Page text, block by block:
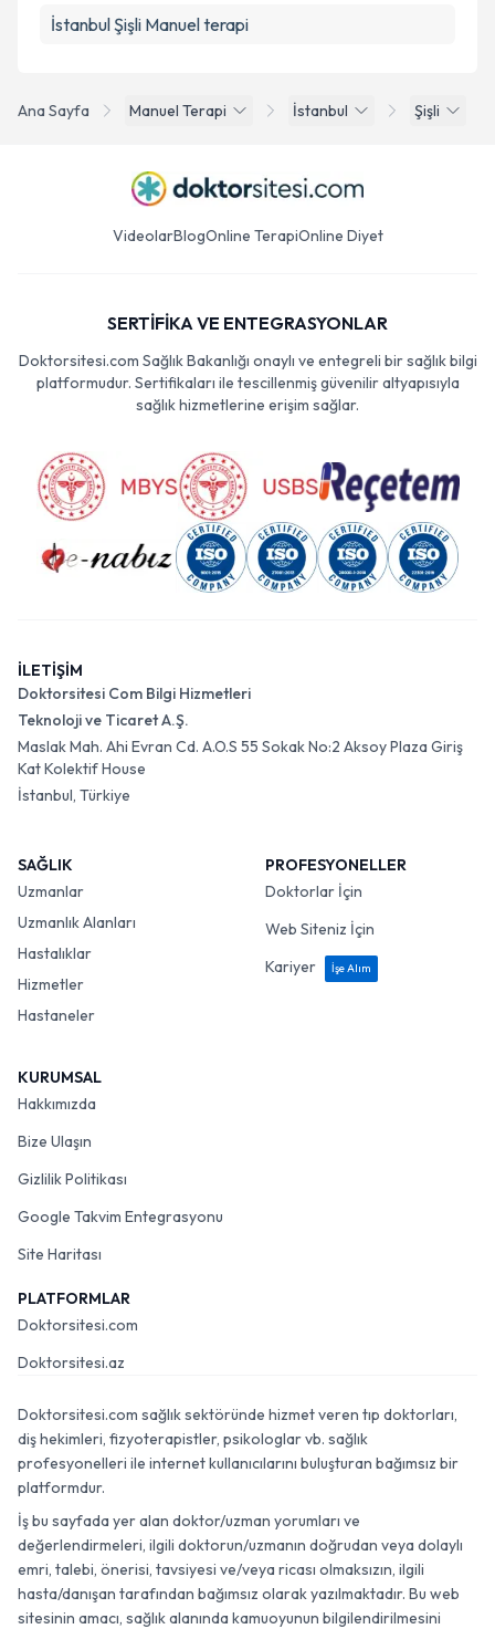
Ana Sayfa Manuel Terapi İstanbul Şişli
İstanbul Şişli Manuel terapi
VideolarBlogOnline TerapiOnline Diyet
SERTİFİKA VE ENTEGRASYONLAR
Doktorsitesi.com Sağlık Bakanlığı onaylı ve entegreli bir sağlık bilgi
platformudur. Sertifikaları ile tescillenmiş güvenilir altyapısıyla
sağlık hizmetlerine erişim sağlar.
İLETİŞİM
Doktorsitesi Com Bilgi Hizmetleri
Teknoloji ve Ticaret A.Ş.
Maslak Mah. Ahi Evran Cd. A.O.S 55 Sokak No:2 Aksoy Plaza Giriş
Kat Kolektif House
İstanbul, Türkiye
SAĞLIK
Uzmanlar
Uzmanlık Alanları
Hastalıklar
Hizmetler
Hastaneler
PROFESYONELLER
Doktorlar İçin
Web Siteniz İçin
Kariyer
İşe Alım
KURUMSAL
Hakkımızda
Bize Ulaşın
Gizlilik Politikası
Google Takvim Entegrasyonu
Site Haritası
PLATFORMLAR
Doktorsitesi.com
Doktorsitesi.az
Doktorsitesi.com sağlık sektöründe hizmet veren tıp doktorları,
diş hekimleri, fizyoterapistler, psikologlar vb. sağlık
profesyonelleri ile internet kullanıcılarını buluşturan bağımsız bir
platformdur.
İş bu sayfada yer alan doktor/uzman yorumları ve
değerlendirmeleri, ilgili doktorun/uzmanın doğrudan veya dolaylı
emri, talebi, önerisi, tavsiyesi ve/veya ricası olmaksızın, ilgili
hasta/danışan tarafından bağımsız olarak yazılmaktadır. Bu web
sitesinin amacı, sağlık alanında kamuoyunun bilgilendirilmesini